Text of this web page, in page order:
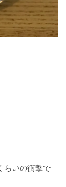
らいの衝撃で